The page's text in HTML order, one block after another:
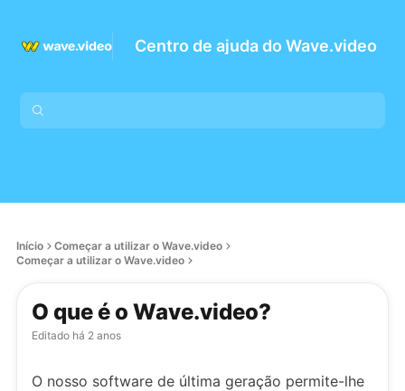
Centro de ajuda do Wave.video
Início
Começar a utilizar o Wave.video
Começar a utilizar o Wave.video
O que é o Wave.video?
Editado há 2 anos
O nosso software de última geração permite-lhe